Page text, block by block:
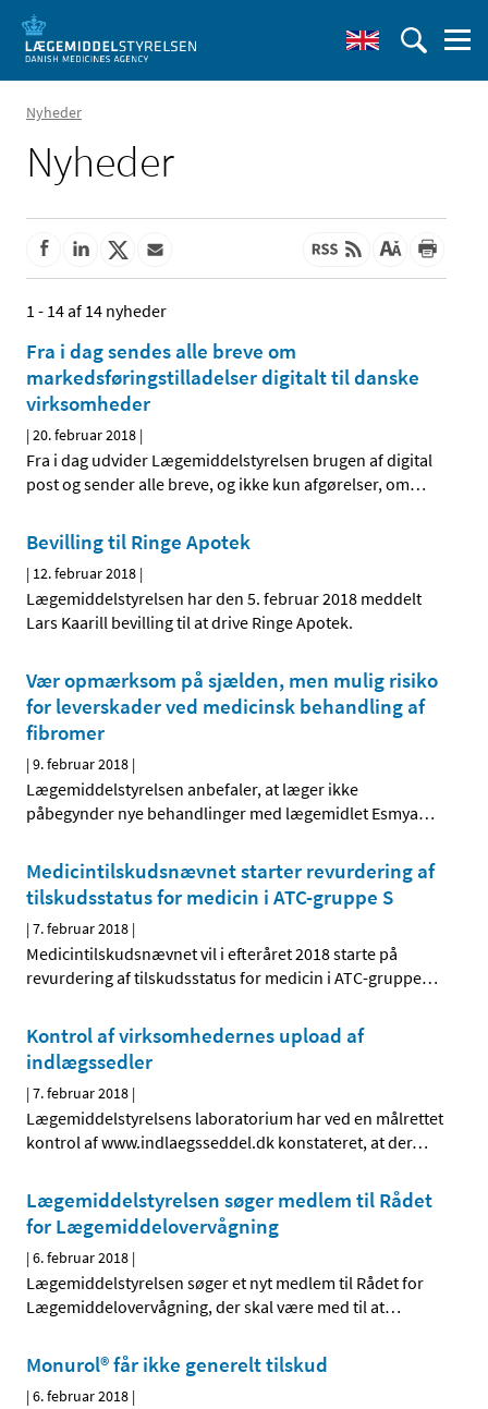
Nyheder
Nyheder
1 - 14 af 14 nyheder
Fra i dag sendes alle breve om
markedsføringstilladelser digitalt til danske
virksomheder
|20. februar 2018 |
Fra i dag udvider Lægemiddelstyrelsen brugen af digital
post og sender alle breve, og ikke kun afgørelser, om…
Bevilling til Ringe Apotek
| 12. februar 2018 |
Lægemiddelstyrelsen har den 5. februar 2018 meddelt
Lars Kaarill bevilling til at drive Ringe Apotek.
Vær opmærksom på sjælden, men mulig risiko
for leverskader ved medicinsk behandling af
fibromer
|9. februar 2018 |
Lægemiddelstyrelsen anbefaler, at læger ikke
påbegynder nye behandlinger med lægemidlet Esmya…
Medicintilskudsnævnet starter revurdering af
tilskudsstatus for medicin i ATC-gruppe S
|7. februar 2018 |
Medicintilskudsnævnet vil i efteråret 2018 starte på
revurdering af tilskudsstatus for medicin i ATC-gruppe…
Kontrol af virksomhedernes upload af
indlægssedler
|7. februar 2018 |
Lægemiddelstyrelsens laboratorium har ved en målrettet
kontrol af www.indlaegsseddel.dk konstateret, at der…
Lægemiddelstyrelsen søger medlem til Rådet
for Lægemiddelovervågning
|6. februar 2018 |
Lægemiddelstyrelsen søger et nyt medlem til Rådet for
Lægemiddelovervågning, der skal være med til at…
Monurol® får ikke generelt tilskud
|6. februar 2018 |